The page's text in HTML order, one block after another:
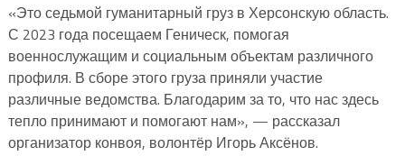
«Это седьмой гуманитарный груз в Херсонскую область.
С 2023 года посещаем Геническ, помогая
военнослужащим и социальным объектам различного
профиля. В сборе этого груза приняли участие
различные ведомства. Благодарим за то, что нас здесь
тепло принимают и помогают нам», — рассказал
организатор конвоя, волонтёр Игорь Аксёнов.